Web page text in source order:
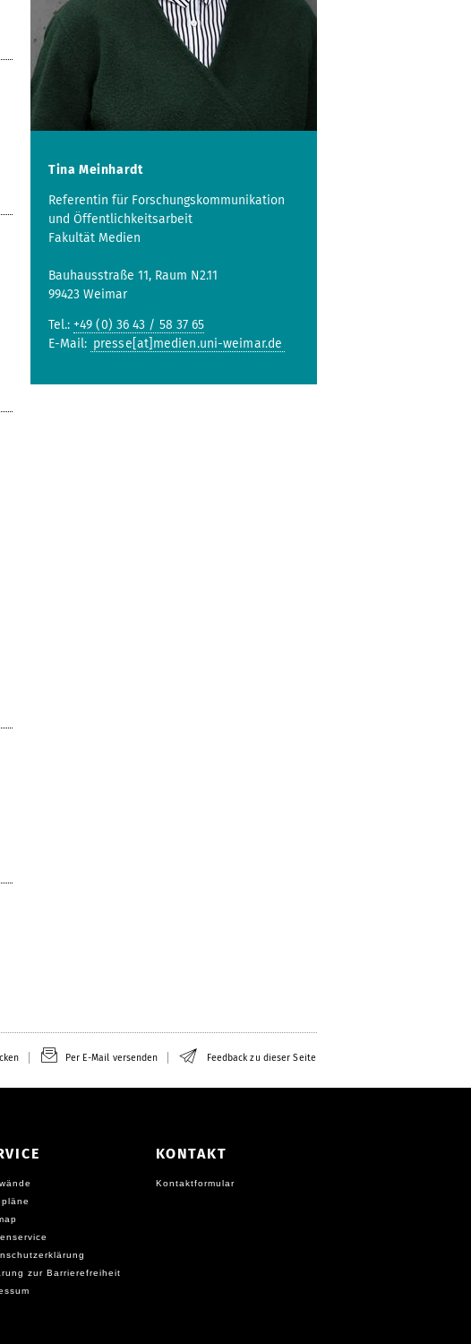
Tina Meinhardt
Referentin für Forschungskommunikation
und Öffentlichkeitsarbeit
Fakultät Medien
Bauhausstraße 11, Raum N2.11
99423 Weimar
Tel.: +49 (0) 36 43 / 58 37 65
E-Mail: presse[at]medien.uni-weimar.de
Per E-Mail versenden Feedback zu dieser Seite
zur Barrierefreiheit
KONTAKT
Kontaktformular